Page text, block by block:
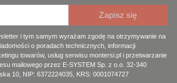
i tym samym wyrażam zgodę na otrzymywanie na
o poradach technicznych, informacji
towarów, usług serwisu montersi.pl i przetwarzanie
mailowego przez E-SYSTEM Sp. z o.o. 32-340
10, NIP: 6372224035, KRS: 0001074727